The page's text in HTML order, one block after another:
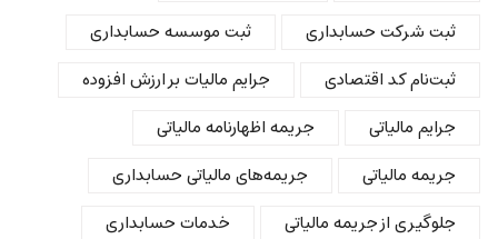
ثبت شرکت حسابداری
ثبت موسسه حسابداری
ثبت‌نام کد اقتصادی
جرایم مالیات بر ارزش افزوده
جرایم مالیاتی
جریمه اظهارنامه مالیاتی
جریمه مالیاتی
جریمه‌های مالیاتی حسابداری
جلوگیری از جریمه مالیاتی
خدمات حسابداری